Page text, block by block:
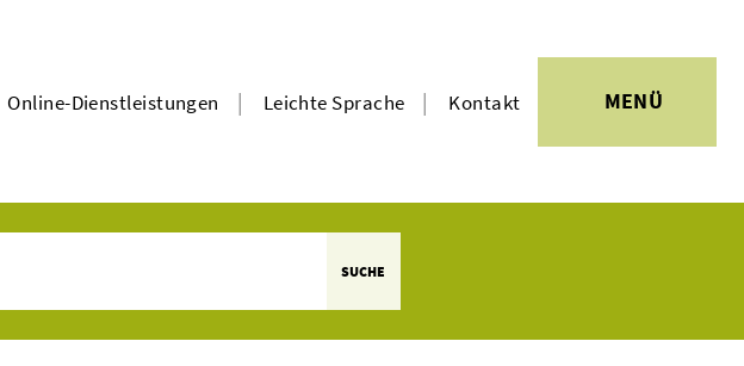
Online-Dienstleistungen | Leichte Sprache | Kontakt MENÜ
SUCHE